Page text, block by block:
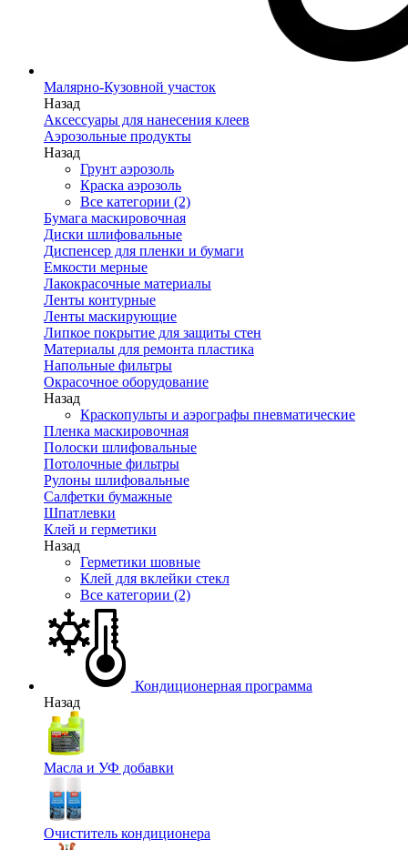
Малярно-Кузовной участок
Назад
Аксессуары для нанесения клеев
Аэрозольные продукты
Назад
Грунт аэрозоль
Краска аэрозоль
Все категории (2)
Бумага маскировочная
Диски шлифовальные
Диспенсер для пленки и бумаги
Емкости мерные
Лакокрасочные материалы
Ленты контурные
Ленты маскирующие
Липкое покрытие для защиты стен
Материалы для ремонта пластика
Напольные фильтры
Окрасочное оборудование
Назад
Краскопульты и аэрографы пневматические
Пленка маскировочная
Полоски шлифовальные
Потолочные фильтры
Рулоны шлифовальные
Салфетки бумажные
Шпатлевки
Клей и герметики
Назад
Герметики шовные
Клей для вклейки стекл
Все категории (2)
Кондиционерная программа
Назад
Масла и УФ добавки
Очиститель кондиционера